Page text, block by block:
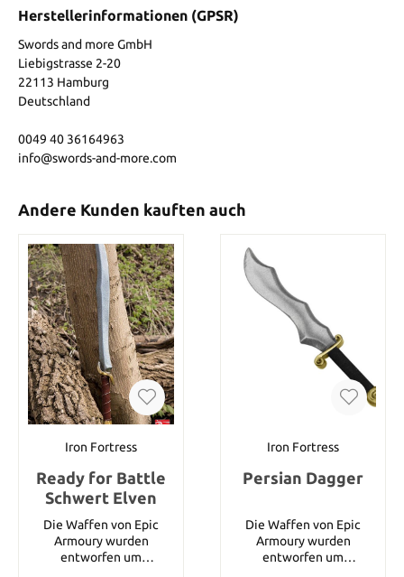
Herstellerinformationen (GPSR)
Swords and more GmbH
Liebigstrasse 2-20
22113 Hamburg
Deutschland
0049 40 36164963
info@swords-and-more.com
Andere Kunden kauften auch
Iron Fortress
Ready for Battle
Schwert Elven
Die Waffen von Epic
Armoury wurden
entworfen um
Iron Fortress
Persian Dagger
Die Waffen von Epic
Armoury wurden
entworfen um